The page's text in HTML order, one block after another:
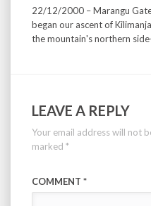
22/12/2000 – Marangu
began our ascent of
the mountain's northern
LEAVE A REPLY
Your email address will not
marked *
COMMENT *